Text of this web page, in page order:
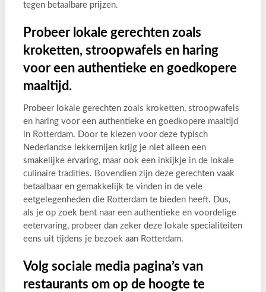
tegen betaalbare prijzen.
Probeer lokale gerechten zoals
kroketten, stroopwafels en haring
voor een authentieke en goedkopere
maaltijd.
Probeer lokale gerechten zoals kroketten, stroopwafels
en haring voor een authentieke en goedkopere maaltijd
in Rotterdam. Door te kiezen voor deze typisch
Nederlandse lekkernijen krijg je niet alleen een
smakelijke ervaring, maar ook een inkijkje in de lokale
culinaire tradities. Bovendien zijn deze gerechten vaak
betaalbaar en gemakkelijk te vinden in de vele
eetgelegenheden die Rotterdam te bieden heeft. Dus,
als je op zoek bent naar een authentieke en voordelige
eetervaring, probeer dan zeker deze lokale specialiteiten
eens uit tijdens je bezoek aan Rotterdam.
Volg sociale media pagina’s van
restaurants om op de hoogte te